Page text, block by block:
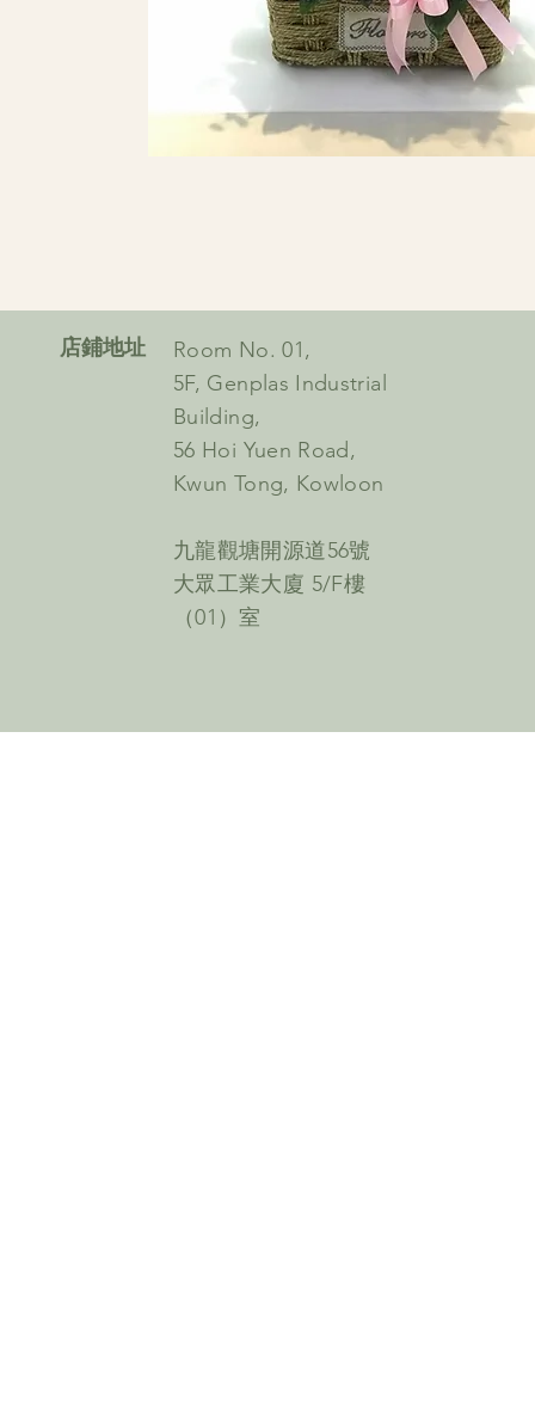
​店鋪地址
Room No. 01,
5F, Genplas Industrial
Building,
56 Hoi Yuen Road,
Kwun Tong, Kowloon
九龍觀塘開源道56號
大眾工業大廈 5/F樓
（01）室